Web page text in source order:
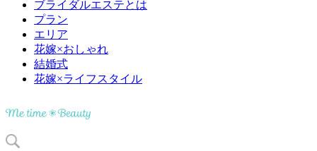
ブライダルエステとは
プラン
エリア
花嫁×おしゃれ
結婚式
花嫁×ライフスタイル